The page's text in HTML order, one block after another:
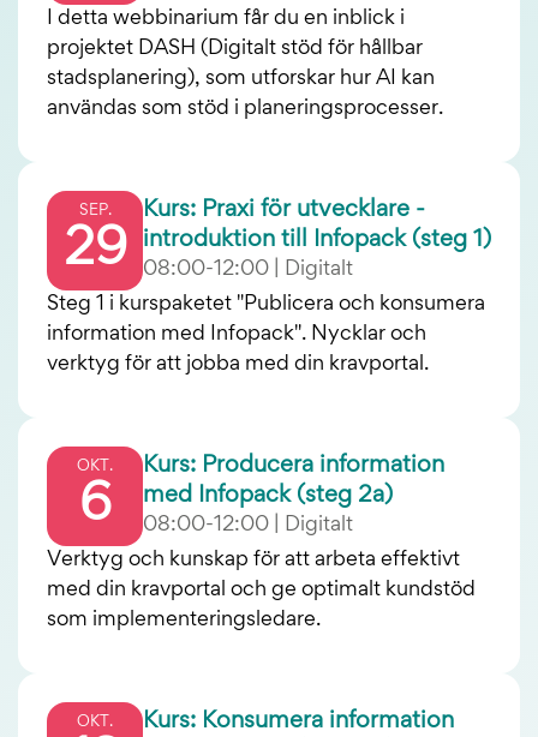
I detta webbinarium får du en inblick i
projektet DASH (Digitalt stöd för hållbar
stadsplanering), som utforskar hur AI kan
användas som stöd i planeringsprocesser.
SEP.
29
Kurs: Praxi för utvecklare -
introduktion till Infopack (steg 1)
08:00-12:00 | Digitalt
Steg 1 i kurspaketet "Publicera och konsumera
information med Infopack". Nycklar och
verktyg för att jobba med din kravportal.
OKT.
6
Kurs: Producera information
med Infopack (steg 2a)
08:00-12:00 | Digitalt
Verktyg och kunskap för att arbeta effektivt
med din kravportal och ge optimalt kundstöd
som implementeringsledare.
OKT.
Kurs: Konsumera information